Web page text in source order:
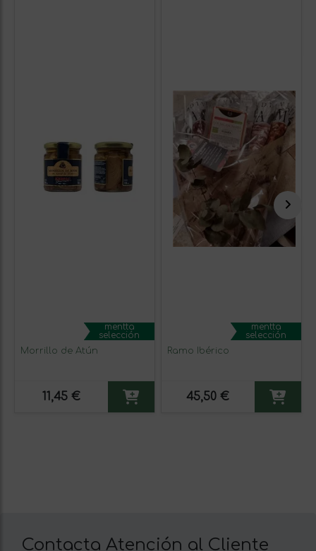
mentta
selección
Morrillo de Atún
11,45 €
mentta
selección
Ramo Ibérico
45,50 €
Contacta Atención al Cliente